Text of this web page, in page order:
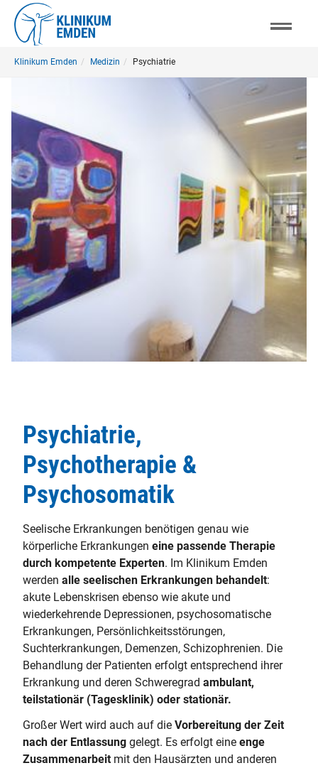
Skip
main
content
You
Klinikum Emden Medizin Psychiatrie
Psychiatrie,
Psychotherapie &
Psychosomatik
Seelische Erkrankungen benötigen genau wie
körperliche Erkrankungen eine passende Therapie
durch kompetente Experten. Im Klinikum Emden
werden alle seelischen Erkrankungen behandelt:
akute Lebenskrisen ebenso wie akute und
wiederkehrende Depressionen, psychosomatische
Erkrankungen, Persönlichkeitsstörungen,
Suchterkrankungen, Demenzen, Schizophrenien. Die
Behandlung der Patienten erfolgt entsprechend ihrer
Erkrankung und deren Schweregrad ambulant,
teilstationär (Tagesklinik) oder stationär.
Großer Wert wird auch auf die Vorbereitung der Zeit
nach der Entlassung gelegt. Es erfolgt eine enge
Zusammenarbeit mit den Hausärzten und anderen